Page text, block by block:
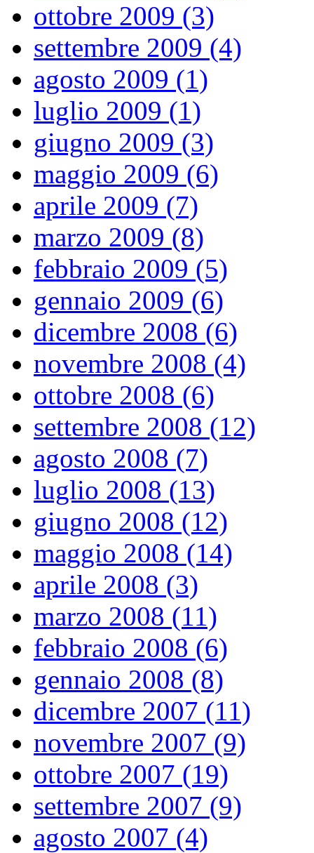
ottobre 2009 (3)
settembre 2009 (4)
agosto 2009 (1)
luglio 2009 (1)
giugno 2009 (3)
maggio 2009 (6)
aprile 2009 (7)
marzo 2009 (8)
febbraio 2009 (5)
gennaio 2009 (6)
dicembre 2008 (6)
novembre 2008 (4)
ottobre 2008 (6)
settembre 2008 (12)
agosto 2008 (7)
luglio 2008 (13)
giugno 2008 (12)
maggio 2008 (14)
aprile 2008 (3)
marzo 2008 (11)
febbraio 2008 (6)
gennaio 2008 (8)
dicembre 2007 (11)
novembre 2007 (9)
ottobre 2007 (19)
settembre 2007 (9)
agosto 2007 (4)